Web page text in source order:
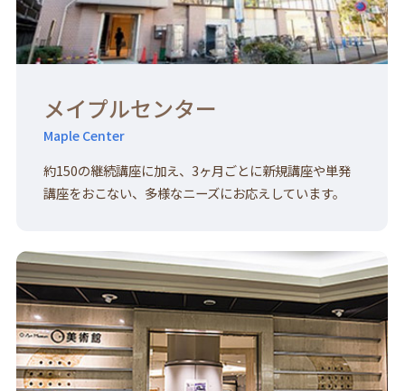
メイプルセンター
Maple Center
約150の継続講座に加え、3ヶ月ごとに新規講座や単発
講座をおこない、多様なニーズにお応えしています。